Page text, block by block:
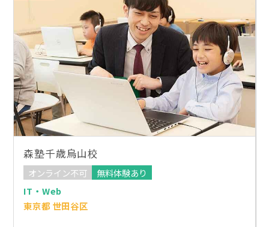
森塾千歳烏山校
オンライン不可
無料体験あり
IT・Web
東京都 世田谷区